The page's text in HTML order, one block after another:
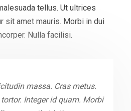
tellus. Ut ultrices
sit amet mauris. Morbi in dui
Nulla facilisi.
massa. Cras metus.
Integer id quam. Morbi